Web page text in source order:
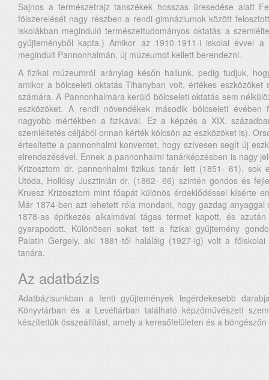
Sajnos a természetrajz tanszékek hosszas üresedése alatt
fölszerelését nagy részben a rendi gimnáziumok között
iskolákban meginduló természettudományos oktatás a
gyűjteményből kapta.) Amikor az 1910-1911-i iskolai évvel a
megindult Pannonhalmán, új múzeumot kellett berendezni.
A fizikai múzeumról aránylag későn hallunk, pedig tudjuk,
amikor a bölcseleti oktatás Tihanyban volt, értékes eszközöket
számára. A Pannonhalmára kerülő bölcseleti oktatás sem
eszközöket. A rendi növendékek második bölcseleti évében
nagyobb mértékben a fizikával. Ez a képzés a XIX.
szemléltetés céljából onnan kérték kölcsön az eszközöket is).
értesítette a pannonhalmi konventet, hogy szívesen segít új
elrendezésével. Ennek a pannonhalmi tanárképzésben is nagy
Krizosztom dr. pannonhalmi fizikus tanár lett (1851- 61), sok
Utóda, Hollósy Jusztinián dr. (1862- 66) szintén gondos és
Kruesz Krizosztom mint főapát különös érdeklődéssel kísérte
Már 1874-ben azt lehetett róla mondani, hogy gazdag anyaggal
1878-as építkezés alkalmával tágas termet kapott, és
gyarapodott. Különösen sokat tett a fizikai gyűjtemény
Palatin Gergely, aki 1881-től haláláig (1927-ig) volt a
tanára.
Az adatbázis
Adatbázisunkban a fenti gyűjtemények legérdekesebb
Könyvtárban és a Levéltárban található képzőművészeti
készítettük összeállítást, amely a keresőfelületen és a